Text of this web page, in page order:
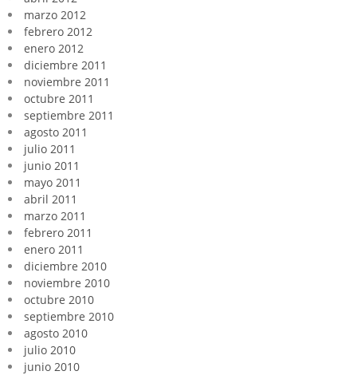
marzo 2012
febrero 2012
enero 2012
diciembre 2011
noviembre 2011
octubre 2011
septiembre 2011
agosto 2011
julio 2011
junio 2011
mayo 2011
abril 2011
marzo 2011
febrero 2011
enero 2011
diciembre 2010
noviembre 2010
octubre 2010
septiembre 2010
agosto 2010
julio 2010
junio 2010